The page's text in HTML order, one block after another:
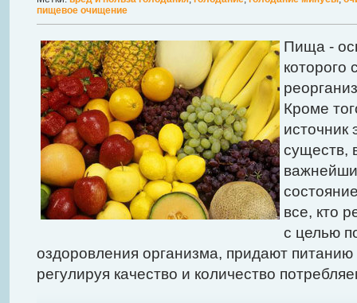
речь, нужно углубиться в анатомию.
Далее...
пищевое очищение
Пища -
которого
Кроме
источник
существ,
все, кто
с целью
оздоровления организма, придают
регулируя качество и количество